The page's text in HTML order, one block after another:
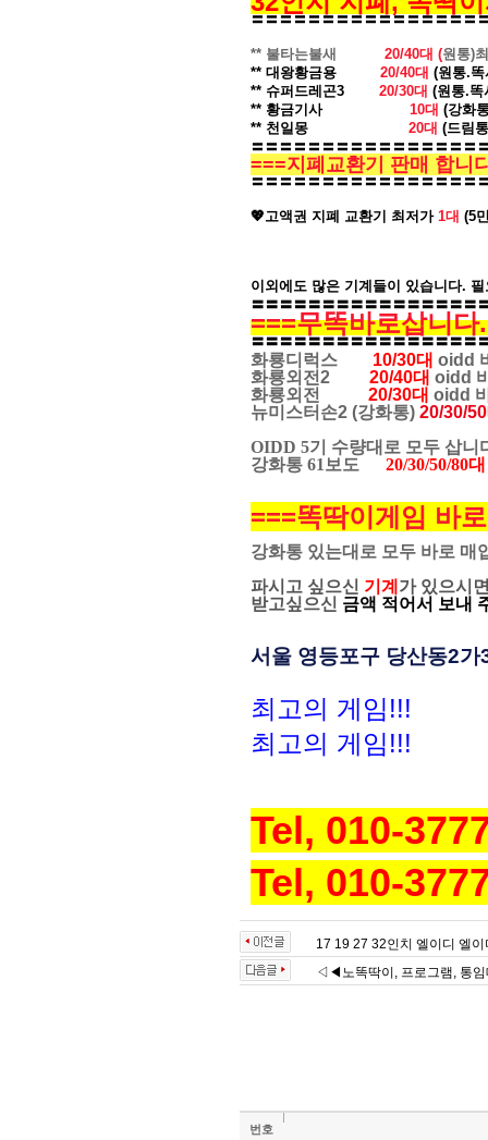
〓〓〓〓〓〓〓〓〓〓〓〓〓〓〓〓
** 불타는불새 20/40대 (원통)
** 대왕황금용 20/40대 (원통.
** 슈퍼드레곤3 20/30대 (원통.
** 황금기사 10대 (강화
** 천일몽 20대 (드림
〓〓〓〓〓〓〓〓〓〓〓〓〓〓〓〓
===지폐교환기 판매 합니
〓〓〓〓〓〓〓〓〓〓〓〓〓〓〓〓
💖고액권 지폐 교환기 최저가 1대 (5
이외에도 많은 기계들이 있습니다.
〓〓〓〓〓〓〓〓〓〓〓〓〓 〓〓〓
===무똑바로삽니
〓〓〓〓〓〓〓〓〓〓〓〓〓 〓〓〓
화룡디럭스 10/30대 oidd
화룡외전2
20/40대 oidd
화룡외전
20/30대 oidd
뉴미스터손2 (강화통) 20/30/
OIDD 5기 수량대로 모두 삽니
강화통 61보도
20/30/50/80대
===똑딱이게임 바
강화통 있는대로 모두 바로 매
파시고 싶으신 기계 가 있으시
받고싶으신 금액 적어서 보내
서울 영등포구 당산동2
최고의 게임!!!
최고의 게임!!!
Tel, 010-
Tel, 010-
17 19 27 32인치 엘이디 엘
◁◀노똑딱이, 프로그램, 통
번호